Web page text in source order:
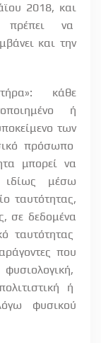
2018, και
πρέπει
να
και την
κάθε
ή
των
πρόσωπο
μπορεί να
ιδίως μέσω
ταυτότητας,
σε δεδομένα
ταυτότητας
που
φυσιολογική,
ή
φυσικού